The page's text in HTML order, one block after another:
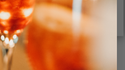
KONFIGURIEREN